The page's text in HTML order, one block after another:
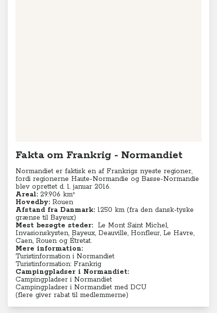
Fakta om Frankrig - Normandiet
Normandiet er faktisk en af Frankrigs nyeste regioner,
fordi regionerne Haute-Normandie og Basse-Normandie
blev oprettet d. 1. januar 2016.
Areal: 29.906 km²
Hovedby: Rouen
Afstand fra Danmark: 1250 km (fra den dansk-tyske
grænse til Bayeux)
Mest besøgte steder:
Le Mont Saint Michel,
Invasionskysten, Bayeux, Deauville, Honfleur, Le Havre,
Caen, Rouen og Étretat.
Mere information:
Turistinformation i Normandiet
Turistinformation: Frankrig
Campingpladser i Normandiet:
Campingpladser i Normandiet
Campingpladser i Normandiet med DCU
(flere giver rabat til medlemmerne)